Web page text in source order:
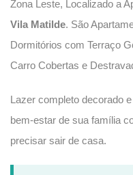
Zona Leste, Localizado a
Vila Matilde. São
Dormitórios com Terraço
Carro Cobertas e
Lazer completo decorado
bem-estar de sua família
precisar sair de casa.